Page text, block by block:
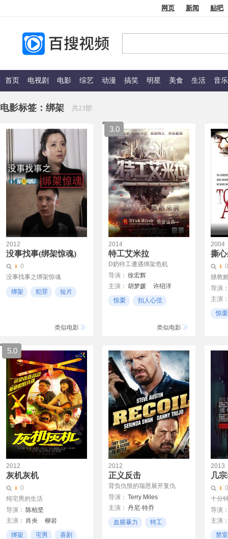
网页 新闻 贴吧
首页 电视剧 电影 综艺 动漫 搞笑 明星 美食 生活 音乐
电影标签： 绑架 共23部
2012
没事找事(绑架惊魂)
0
没事找事之绑架惊魂
绑架 犯罪 短片
类似电影
3.0
2014
特工艾米拉
D奶特工遭遇绑架危机
导演： 徐宏辉
主演： 胡梦媛
许绍洋
连凯
秦沛
梁家仁
惊栗
扣人心弦
类似电影
2004
撕
0
拯救
导演
主演
戴尔·
Julia
惊栗
5.0
2012
灰机灰机
0
纯宅男的生活
导演： 陈柏坚
主演： 肖央
柳岩
王梓清
韦玮
徐靓靓
绑架 宅男
喜剧
2012
正义反击
背负仇恨的瑞恩展开复仇
导演： Terry Miles
主演： 丹尼·特乔
赛琳达·斯万
血腥暴力
特工
2013
几
0
十分
导演
主演
禁室